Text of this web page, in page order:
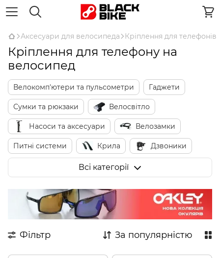
Аксесуари для велосипеда Кріплення для телефонів
Кріплення для телефону на
велосипед
Велокомп'ютери та пульсометри Гаджети
Сумки та рюкзаки Велосвітло
Насоси та аксесуари Велозамки
Питні системи Крила Дзвоники
Захист пера та рами
Кошики Багажники
Всі категорії
Фільтр За популярністю